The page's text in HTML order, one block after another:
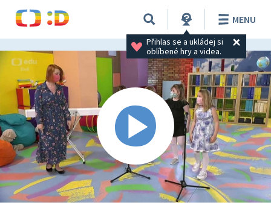
Přihlas se a ukládej si
oblíbené hry a videa.
MENU